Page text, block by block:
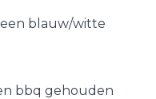
blauw/witte
bbq gehouden